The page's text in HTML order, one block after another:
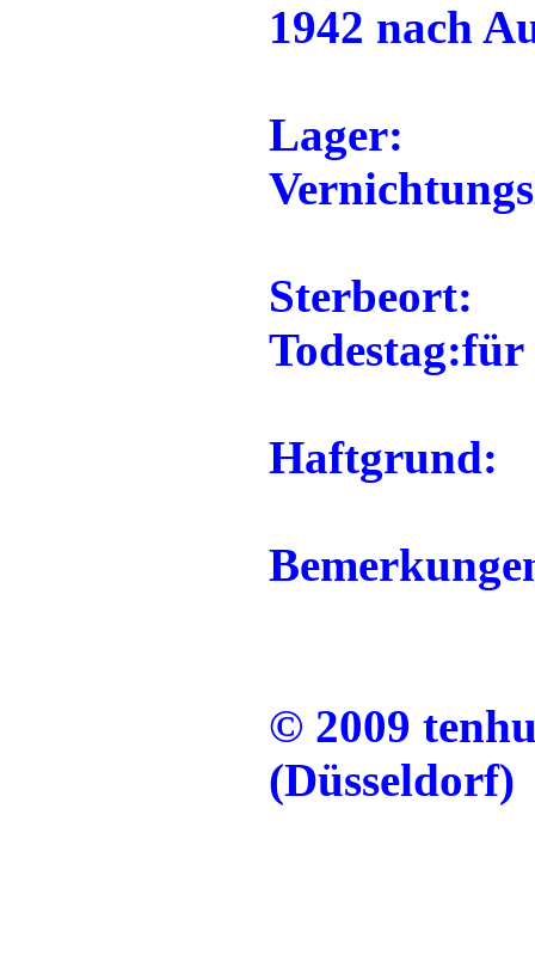
1942 nach
Lager:
Sterbeort:
Haftgrund:
© 2009
(Düsseldorf)